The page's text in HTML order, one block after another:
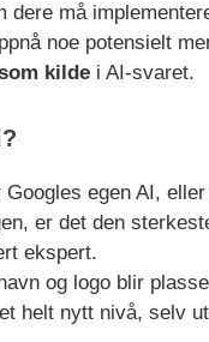
dere må
noe potensielt
kilde i AI-svaret.
Googles egen AI,
er det den
ekspert.
og logo blir
helt nytt nivå, selv